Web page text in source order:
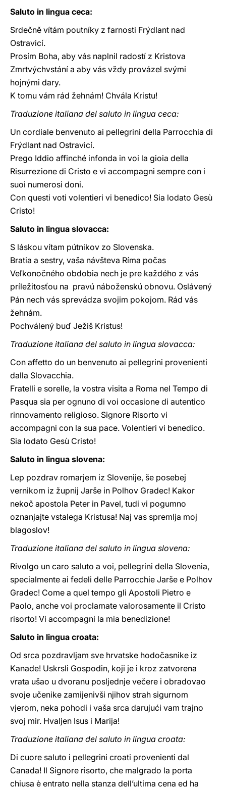
Saluto in lingua ceca:
Srdečně vítám poutníky z farnosti Frýdlant nad
Ostravicí.
Prosím Boha, aby vás naplnil radostí z Kristova
Zmrtvýchvstání a aby vás vždy provázel svými
hojnými dary.
K tomu vám rád žehnám! Chvála Kristu!
Traduzione italiana del saluto in lingua ceca:
Un cordiale benvenuto ai pellegrini della Parrocchia di
Frýdlant nad Ostravicí.
Prego Iddio affinché infonda in voi la gioia della
Risurrezione di Cristo e vi accompagni sempre con i
suoi numerosi doni.
Con questi voti volentieri vi benedico! Sia lodato Gesù
Cristo!
Saluto in lingua slovacca:
S láskou vítam pútnikov zo Slovenska.
Bratia a sestry, vaša návšteva Ríma počas
Veľkonočného obdobia nech je pre každého z vás
príležitosťou na pravú náboženskú obnovu. Oslávený
Pán nech vás sprevádza svojim pokojom. Rád vás
žehnám.
Pochválený buď Ježiš Kristus!
Traduzione italiana del saluto in lingua slovacca:
Con affetto do un benvenuto ai pellegrini provenienti
dalla Slovacchia.
Fratelli e sorelle, la vostra visita a Roma nel Tempo di
Pasqua sia per ognuno di voi occasione di autentico
rinnovamento religioso. Signore Risorto vi
accompagni con la sua pace. Volentieri vi benedico.
Sia lodato Gesù Cristo!
Saluto in lingua slovena:
Lep pozdrav romarjem iz Slovenije, še posebej
vernikom iz župnij Jarše in Polhov Gradec! Kakor
nekoč apostola Peter in Pavel, tudi vi pogumno
oznanjajte vstalega Kristusa! Naj vas spremlja moj
blagoslov!
Traduzione italiana del saluto in lingua slovena:
Rivolgo un caro saluto a voi, pellegrini della Slovenia,
specialmente ai fedeli delle Parrocchie Jarše e Polhov
Gradec! Come a quel tempo gli Apostoli Pietro e
Paolo, anche voi proclamate valorosamente il Cristo
risorto! Vi accompagni la mia benedizione!
Saluto in lingua croata:
Od srca pozdravljam sve hrvatske hodočasnike iz
Kanade! Uskrsli Gospodin, koji je i kroz zatvorena
vrata ušao u dvoranu posljednje večere i obradovao
svoje učenike zamijenivši njihov strah sigurnom
vjerom, neka pohodi i vaša srca darujući vam trajno
svoj mir. Hvaljen Isus i Marija!
Traduzione italiana del saluto in lingua croata:
Di cuore saluto i pellegrini croati provenienti dal
Canada! Il Signore risorto, che malgrado la porta
chiusa è entrato nella stanza dell’ultima cena ed ha